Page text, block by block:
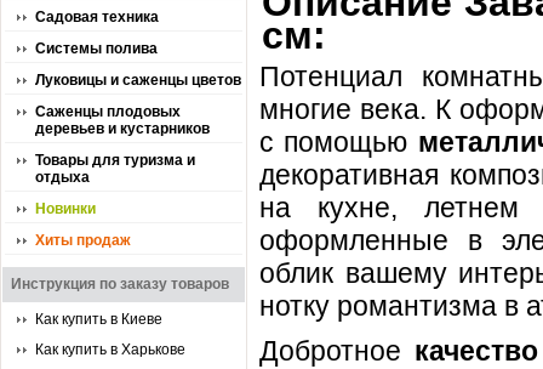
Садовая техника
Системы полива
Луковицы и саженцы цветов
Саженцы плодовых
деревьев и кустарников
Товары для туризма и
отдыха
Новинки
Хиты продаж
Инструкция по заказу товаров
Как купить в Киеве
Как купить в Харькове
см:
Потенциал
многие века. К
с помощью
декоративная
на кухне, летнем
оформленные в
облик вашему
нотку романтизма в
Добротное